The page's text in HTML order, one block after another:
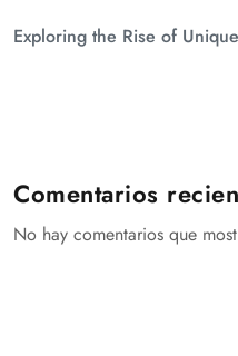
Exploring the Rise of
Comentarios
No hay comentarios que